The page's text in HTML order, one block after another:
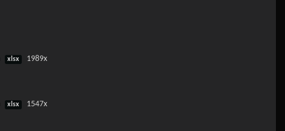
xlsx 1989x
xlsx 1547x